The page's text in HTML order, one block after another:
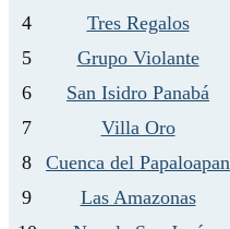
4
Tres Regalos
5
Grupo Violante
6
San Isidro Panabá
7
Villa Oro
8
Cuenca del Papaloapan
9
Las Amazonas